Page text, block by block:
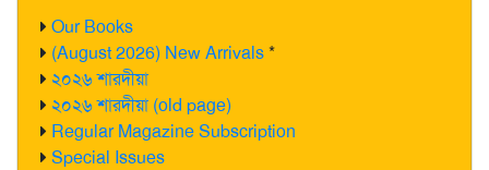
Our Books
(August 2026) New Arrivals*
২০২৬ শারদীয়া
২০২৬ শারদীয়া (old page)
Regular Magazine Subscription
Special Issues